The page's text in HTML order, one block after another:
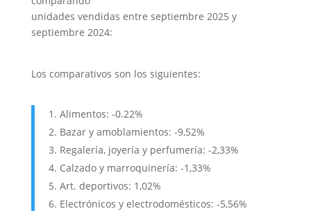
unidades vendidas entre septiembre 2025 y
septiembre 2024:
Los comparativos son los siguientes:
Alimentos: -0.22%
Bazar y amoblamientos: -9,52%
Regalería, joyería y perfumería: -2,33%
Calzado y marroquinería: -1,33%
Art. deportivos: 1,02%
Electrónicos y electrodomésticos: -5,56%